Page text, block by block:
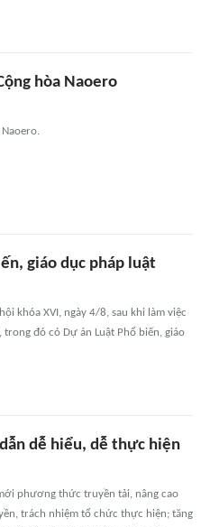
hòa Naoero
giáo dục pháp luật
khóa XVI, ngày 4/8, sau khi làm việc
đó có Dự án Luật Phổ biến, giáo
dễ hiểu, dễ thực hiện
phương thức truyền tải, nâng cao
trách nhiệm tổ chức thực hiện; tăng